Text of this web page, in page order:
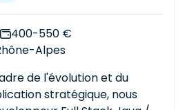
400-550 €
Alpes
de l'évolution et du
stratégique, nous